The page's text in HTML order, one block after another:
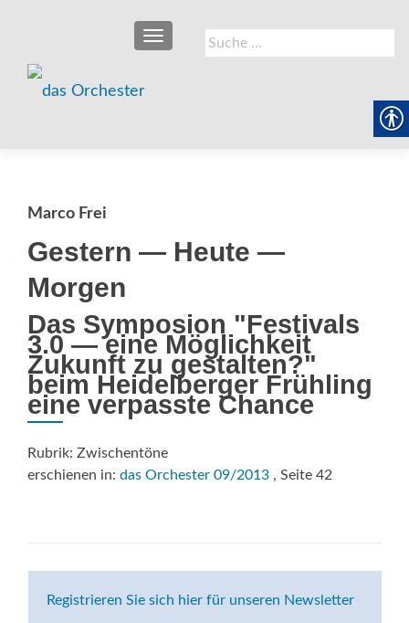
Suche
nach:
SCHALTE NAVIGATION
Marco Frei
Gestern — Heute —
Morgen
Das Symposion "Festivals
3.0 — eine Möglichkeit
Zukunft zu gestalten?"
beim Heidelberger Frühling 
eine verpasste Chance
Rubrik: Zwischentöne
erschienen in: das Orchester 09/2013 , Seite 42
Registrieren Sie sich hier für unseren Newsletter